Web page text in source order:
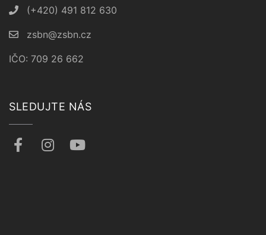
(+420) 491 812 630
zsbn@zsbn.cz
IČO: 709 26 662
SLEDUJTE NÁS